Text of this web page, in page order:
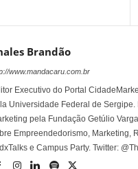
Brandão
www.mandacaru.com.br
Executivo do Portal
Universidade Federal de Sergipe.
pela Fundação Getúlio
Empreendedorismo, Marketing,
e Campus Party. Twitter: